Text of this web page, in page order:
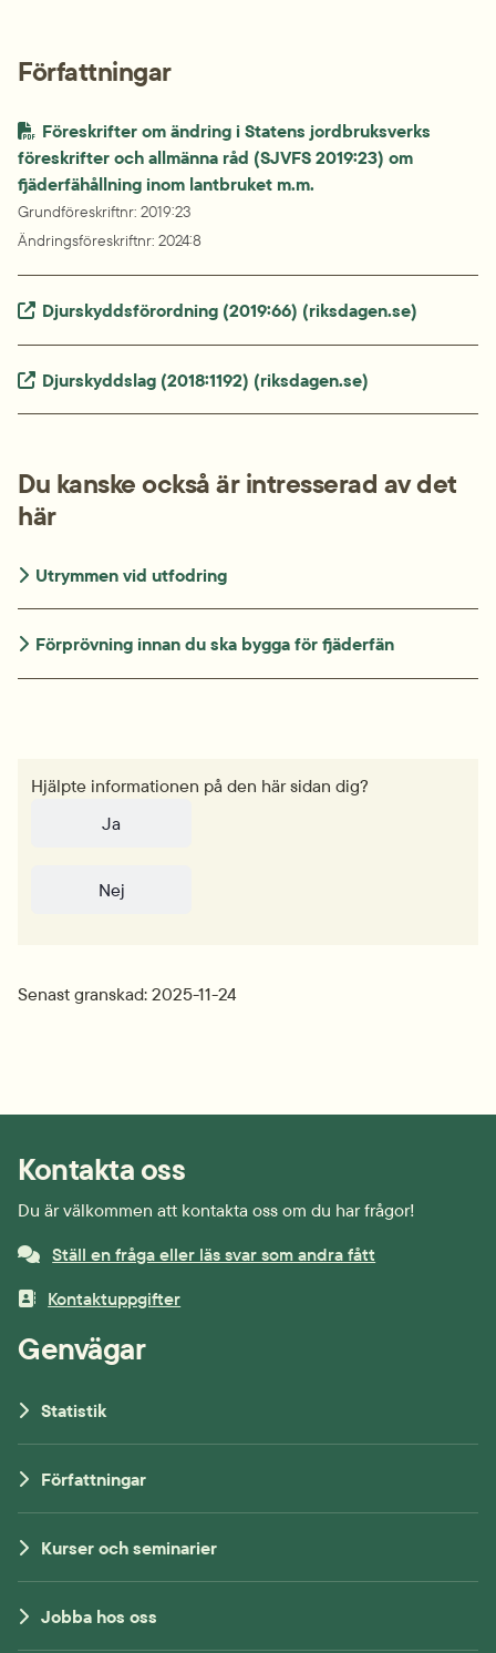
Författningar
Föreskrifter om ändring i Statens jordbruksverks
föreskrifter och allmänna råd (SJVFS 2019:23) om
fjäderfähållning inom lantbruket m.m.
Grundföreskriftnr: 2019:23
Ändringsföreskriftnr: 2024:8
Extern länk.
Djurskyddsförordning (2019:66) (riksdagen.se)
Extern länk.
Djurskyddslag (2018:1192) (riksdagen.se)
Du kanske också är intresserad av det
här
Utrymmen vid utfodring
Förprövning innan du ska bygga för fjäderfän
Hjälpte informationen på den här sidan dig?
Ja
Nej
Senast granskad: 2025-11-24
Kontakta oss
Du är välkommen att kontakta oss om du har frågor!
Ställ en fråga eller läs svar som andra fått
Kontaktuppgifter
Genvägar
Statistik
Författningar
Kurser och seminarier
Jobba hos oss